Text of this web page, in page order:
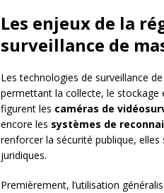
Les enjeux de la
surveillance de
Les technologies de surveillance
permettant la collecte, le stockage
figurent les caméras de
encore les systèmes de
renforcer la sécurité publique,
juridiques.
Premièrement, l’utilisation